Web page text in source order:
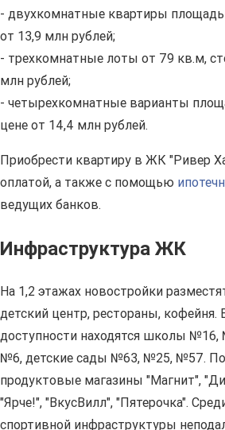
- двухкомнатные квартиры
от 13,9 млн рублей;
- трехкомнатные лоты от 79 кв.м,
млн рублей;
- четырехкомнатные варианты
цене от 14,4 млн рублей.
Приобрести квартиру в ЖК "Ривер
оплатой, а также с помощью
ведущих банков.
Инфраструктура ЖК
На 1,2 этажах новостройки
детский центр, рестораны, кофейня.
доступности находятся школы
№6, детские сады №63, №25, №57.
продуктовые магазины "Магнит",
"Ярче!", "ВкусВилл", "Пятерочка".
спортивной инфраструктуры